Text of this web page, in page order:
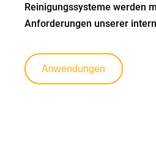
Reinigungssysteme werden
Anforderungen unserer
Anwendungen